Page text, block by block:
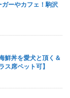
ーやカフェ！駒沢
鮮丼を愛犬と頂く＆
ス席ペット可】